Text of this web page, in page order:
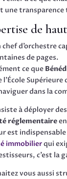
une transparence
de
chef d’orchestre
de pages.
ce que
l’École
dans la
à déployer
réglementaire
est
immobilierqui
c’est la
vous aussi